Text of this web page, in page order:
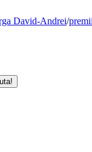
David-Andrei/premii